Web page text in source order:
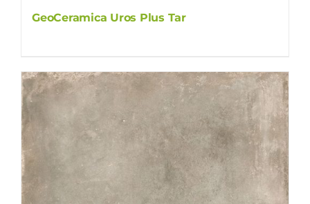
GeoCeramica Uros Plus Tar